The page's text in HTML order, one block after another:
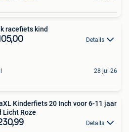
racefiets kind
Details
28 jul 26
Kinderfiets 20 Inch voor 6-11 jaar
Licht Roze
Details